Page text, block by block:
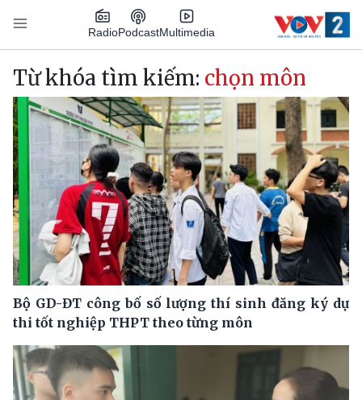
Nhảy đến nội dung
RadioPodcastMultimedia
Main navigation
Từ khóa tìm kiếm: chọn môn
Bộ GD-ĐT công bố số lượng thí sinh đăng ký dự
thi tốt nghiệp THPT theo từng môn